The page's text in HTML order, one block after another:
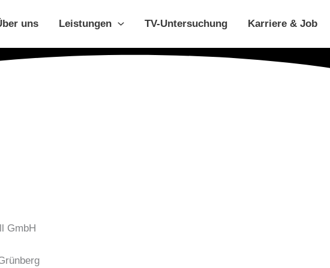
uns Leistungen TV-Untersuchung Karriere & Job
GmbH